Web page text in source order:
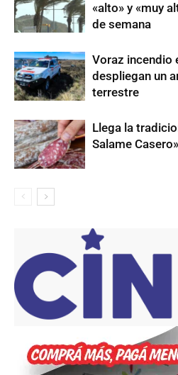
«alto» y «muy
de semana
Voraz incendio
despliegan un
terrestre
Llega la
Salame